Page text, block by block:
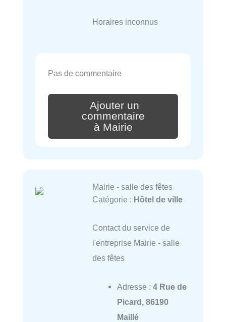
Horaires inconnus
Pas de commentaire
Ajouter un
commentaire
à Mairie
Mairie - salle des fêtes
Catégorie : Hôtel de ville
Contact du service de
l'entreprise Mairie - salle
des fêtes
Adresse : 4 Rue de
Picard, 86190
Maillé